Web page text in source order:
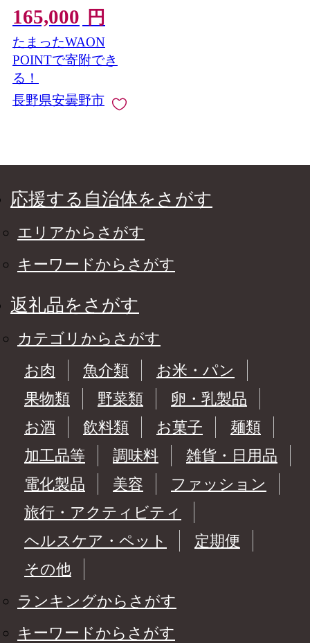
165,000 円
たまったWAON
POINTで寄附でき
る！
長野県安曇野市
応援する自治体をさがす
エリアからさがす
キーワードからさがす
返礼品をさがす
カテゴリからさがす
お肉
魚介類
お米・パン
果物類
野菜類
卵・乳製品
お酒
飲料類 お菓子
麺類
加工品等
調味料
雑貨・日用品
電化製品
美容
ファッション
旅行・アクティビティ
ヘルスケア・ペット
定期便
その他
ランキングからさがす
キーワードからさがす